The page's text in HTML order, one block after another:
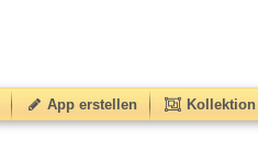
App erstellen